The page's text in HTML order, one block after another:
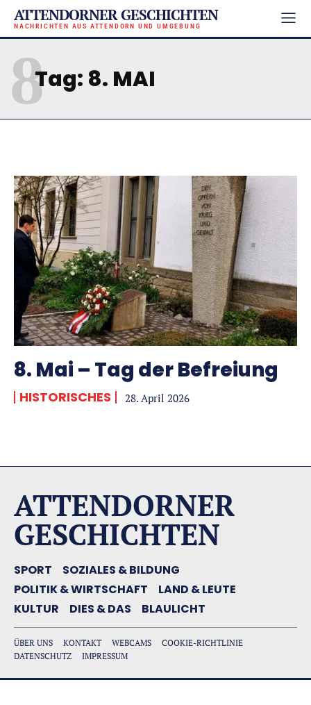
ATTENDORNER GESCHICHTEN
NACHRICHTEN AUS ATTENDORN UND UMGEBUNG
Tag: 8. MAI
8
8. Mai – Tag der Befreiung
HISTORISCHES 28. April 2026
ATTENDORNER
GESCHICHTEN
SPORT
SOZIALES & BILDUNG
POLITIK & WIRTSCHAFT
LAND & LEUTE
KULTUR
DIES & DAS BLAULICHT
ÜBER UNS KONTAKT WEBCAMS
COOKIE-RICHTLINIE
DATENSCHUTZ
IMPRESSUM